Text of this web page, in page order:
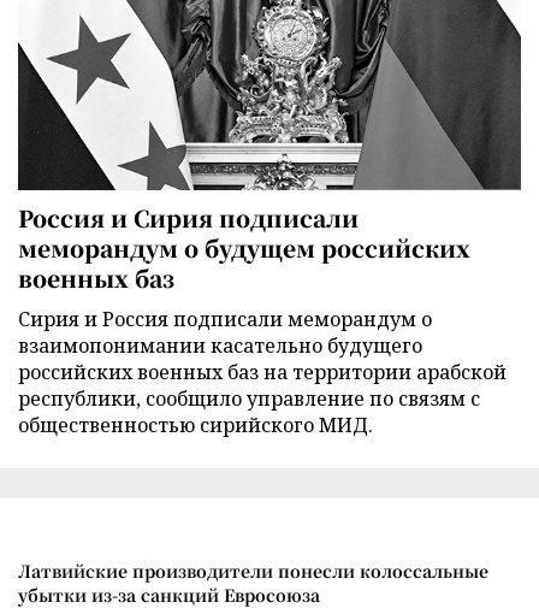
Россия и Сирия подписали
меморандум о будущем российских
военных баз
Сирия и Россия подписали меморандум о
взаимопонимании касательно будущего
российских военных баз на территории арабской
республики, сообщило управление по связям с
общественностью сирийского МИД.
Латвийские производители понесли колоссальные
убытки из-за санкций Евросоюза